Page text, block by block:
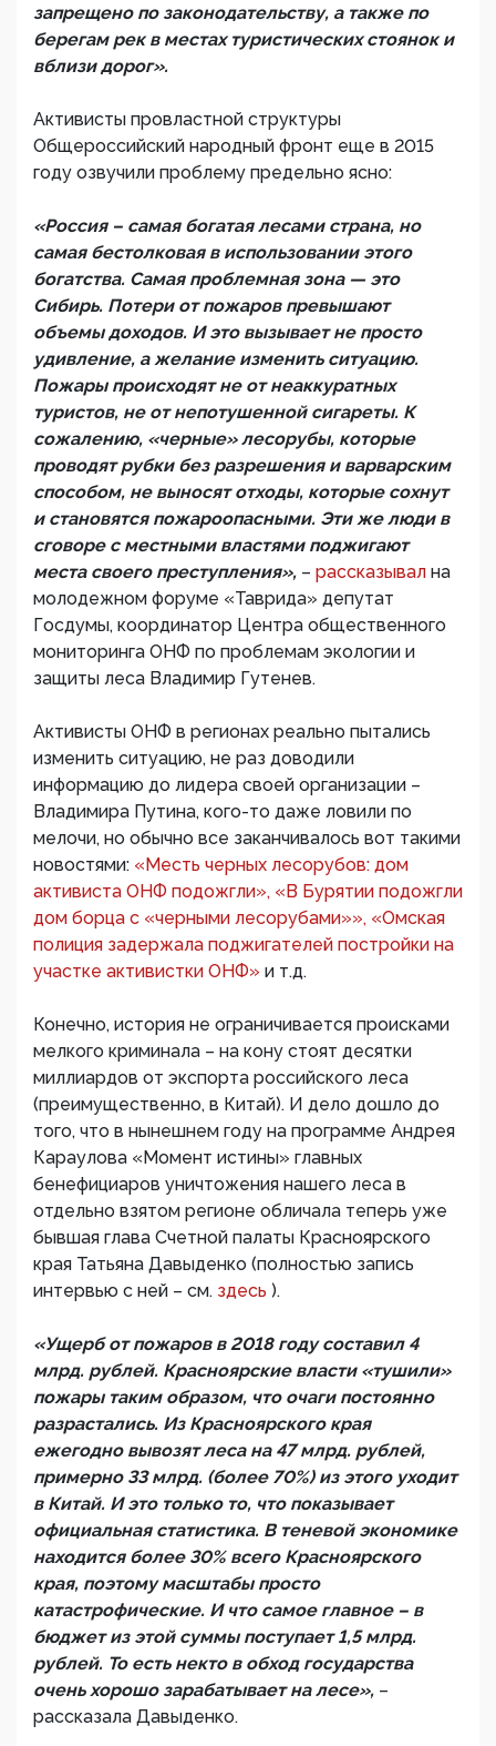
запрещено по законодательству, а также по
берегам рек в местах туристических стоянок и
вблизи дорог».
Активисты провластной структуры
Общероссийский народный фронт еще в 2015
году озвучили проблему предельно ясно:
«Россия – самая богатая лесами страна, но
самая бестолковая в использовании этого
богатства. Самая проблемная зона — это
Сибирь. Потери от пожаров превышают
объемы доходов. И это вызывает не просто
удивление, а желание изменить ситуацию.
Пожары происходят не от неаккуратных
туристов, не от непотушенной сигареты. К
сожалению, «черные» лесорубы, которые
проводят рубки без разрешения и варварским
способом, не выносят отходы, которые сохнут
и становятся пожароопасными. Эти же люди в
сговоре с местными властями поджигают
места своего преступления», – рассказывал на
молодежном форуме «Таврида» депутат
Госдумы, координатор Центра общественного
мониторинга ОНФ по проблемам экологии и
защиты леса Владимир Гутенев.
Активисты ОНФ в регионах реально пытались
изменить ситуацию, не раз доводили
информацию до лидера своей организации –
Владимира Путина, кого-то даже ловили по
мелочи, но обычно все заканчивалось вот такими
новостями: «Месть черных лесорубов: дом
активиста ОНФ подожгли», «В Бурятии подожгли
дом борца с «черными лесорубами»», «Омская
полиция задержала поджигателей постройки на
участке активистки ОНФ» и т.д.
Конечно, история не ограничивается происками
мелкого криминала – на кону стоят десятки
миллиардов от экспорта российского леса
(преимущественно, в Китай). И дело дошло до
того, что в нынешнем году на программе Андрея
Караулова «Момент истины» главных
бенефициаров уничтожения нашего леса в
отдельно взятом регионе обличала теперь уже
бывшая глава Счетной палаты Красноярского
края Татьяна Давыденко (полностью запись
интервью с ней – см. здесь ).
«Ущерб от пожаров в 2018 году составил 4
млрд. рублей. Красноярские власти «тушили»
пожары таким образом, что очаги постоянно
разрастались. Из Красноярского края
ежегодно вывозят леса на 47 млрд. рублей,
примерно 33 млрд. (более 70%) из этого уходит
в Китай. И это только то, что показывает
официальная статистика. В теневой экономике
находится более 30% всего Красноярского
края, поэтому масштабы просто
катастрофические. И что самое главное – в
бюджет из этой суммы поступает 1,5 млрд.
рублей. То есть некто в обход государства
очень хорошо зарабатывает на лесе», –
рассказала Давыденко.